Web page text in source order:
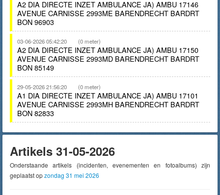
A2 DIA DIRECTE INZET AMBULANCE JA) AMBU 17146
AVENUE CARNISSE 2993ME BARENDRECHT BARDRT
BON 96903
03-06-2026 05:42:20 (0 meter)
A2 DIA DIRECTE INZET AMBULANCE JA) AMBU 17150
AVENUE CARNISSE 2993MD BARENDRECHT BARDRT
BON 85149
29-05-2026 21:56:20 (0 meter)
A1 DIA DIRECTE INZET AMBULANCE JA) AMBU 17101
AVENUE CARNISSE 2993MH BARENDRECHT BARDRT
BON 82833
Artikels 31-05-2026
Onderstaande artikels (incidenten, evenementen en fotoalbums) zijn
geplaatst opzondag 31 mei 2026